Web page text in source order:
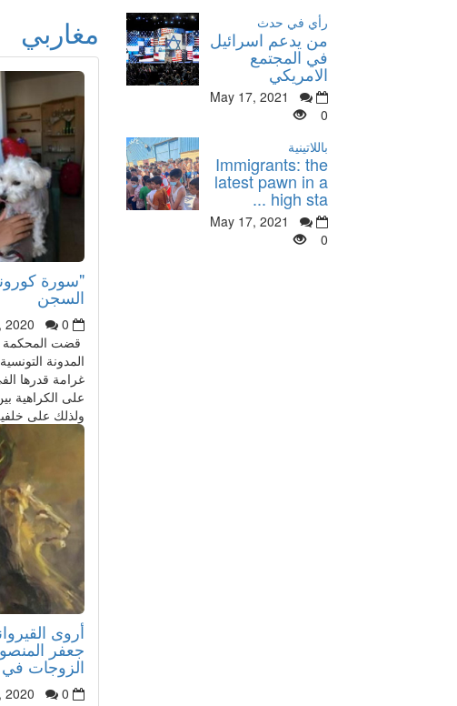
مغاربي
"سورة
السجن
2020
0
قضت المحكمة
المدونة
غرامة قدرها
على الكراهية
ولذلك على
أروى
جعفر
الزوجات في
2020
0
رأي في حدث
من يدعم اسرائيل
في المجتمع
الامريكي
May 17, 2021
0
باللاتينية
Immigrants: the
latest pawn in a
high sta ...
May 17, 2021
0